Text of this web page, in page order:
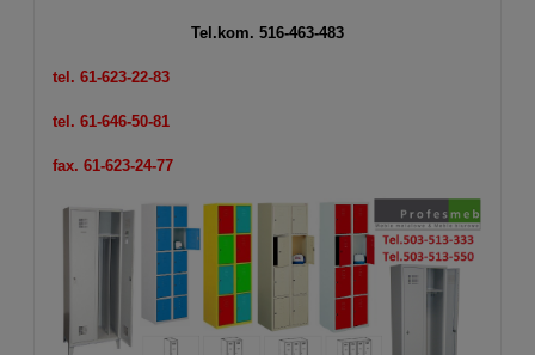
Tel.kom. 516-463-483
tel. 61-623-22-83
tel. 61-646-50-81
fax. 61-623-24-77